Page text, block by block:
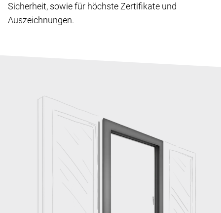
Sicherheit, sowie für höchste Zertifikate und
Auszeichnungen.